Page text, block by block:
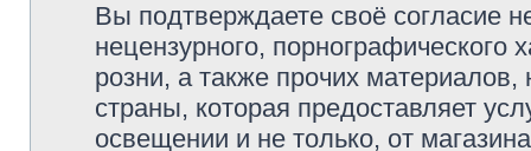
Вы подтверждаете своё согласие
нецензурного, порнографического
розни, а также прочих
страны, которая предоставляет
освещении и не только, от